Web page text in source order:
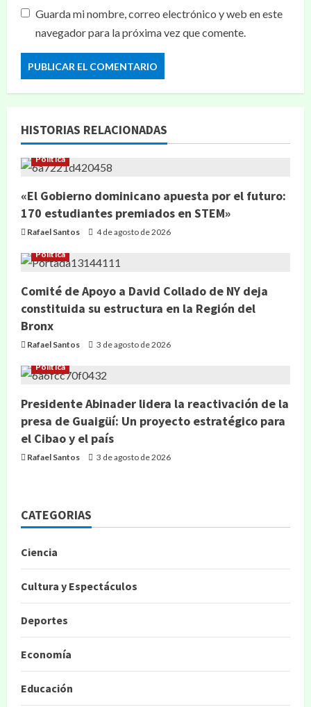
Guarda mi nombre, correo electrónico y web en este
navegador para la próxima vez que comente.
HISTORIAS RELACIONADAS
Política
«El Gobierno dominicano apuesta por el futuro:
170 estudiantes premiados en STEM»
Rafael Santos 4 de agosto de 2026
Política
Comité de Apoyo a David Collado de NY deja
constituida su estructura en la Región del
Bronx
Rafael Santos 3 de agosto de 2026
Política
Presidente Abinader lidera la reactivación de la
presa de Guaigüí: Un proyecto estratégico para
el Cibao y el país
Rafael Santos 3 de agosto de 2026
CATEGORIAS
Ciencia
Cultura y Espectáculos
Deportes
Economía
Educación